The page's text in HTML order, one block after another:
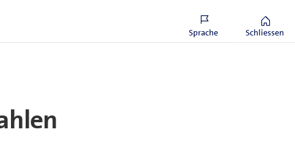
Sprache Schliessen
Annahmen